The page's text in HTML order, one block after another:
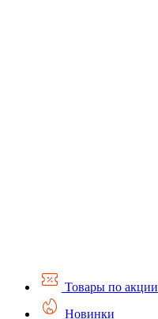
Товары по акции
Новинки